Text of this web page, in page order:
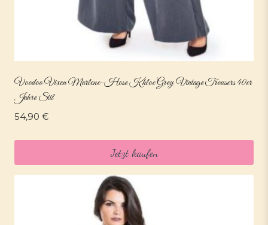
Voodoo Vixen Marlene-Hose Khloe Grey Vintage Trousers 40er
Jahre Stil
54,90 €
Jetzt kaufen